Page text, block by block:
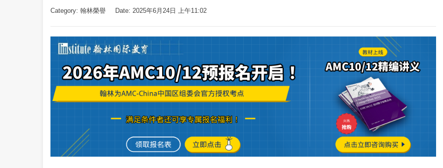
Category: 翰林榮譽 Date: 2025年6月24日 上午11:02